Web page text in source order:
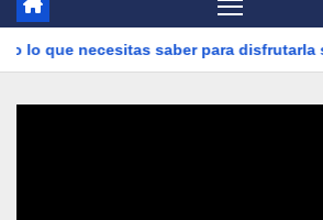
necesitas saber para disfrutarla sin